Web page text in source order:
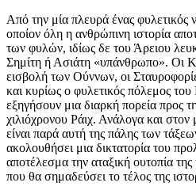
Από την μία πλευρά ένας φυλετικός
οποίον όλη η ανθρώπινη ιστορία
των φυλών, ιδίως δε του Άρειου
Σημίτη ή Ασιάτη «υπάνθρωπο». Οι
εισβολή των Ούννων, οι
και κυρίως ο φυλετικός πόλεμος
εξηγήσουν μια διαρκή πορεία προς
χιλιόχρονου Ράιχ. Ανάλογα και
είναι παρά αυτή της πάλης των
ακολουθήσει μια δικτατορία του
αποτέλεσμα την αταξική ουτοπία
που θα σημαδεύσει το τέλος της